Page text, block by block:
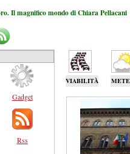
Il magnifico mondo di Chiara Pellacani
VIABILITÀ
Gadget
Rss